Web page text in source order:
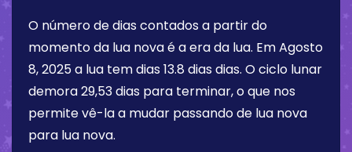
O número de dias contados a partir do
momento da lua nova é a era da lua. EmAgosto
8, 2025a lua tem dias 13.8 dias dias. O ciclo lunar
demora 29,53 dias para terminar, o que nos
permite vê-la a mudar passando de lua nova
para lua nova.